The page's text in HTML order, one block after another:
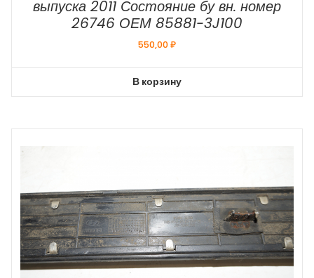
выпуска 2011 Состояние бу вн. номер
26746 ОЕМ 85881-3J100
550,00₽
В корзину